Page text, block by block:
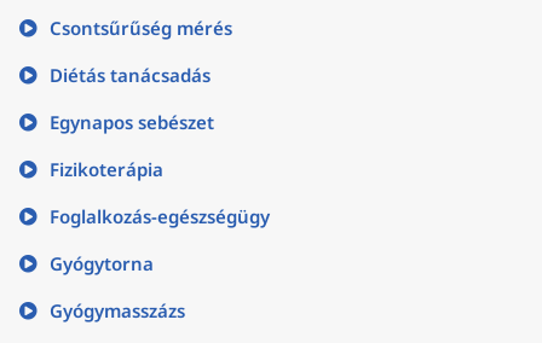
Csontsűrűség mérés
Diétás tanácsadás
Egynapos sebészet
Fizikoterápia
Foglalkozás-egészségügy
Gyógytorna
Gyógymasszázs